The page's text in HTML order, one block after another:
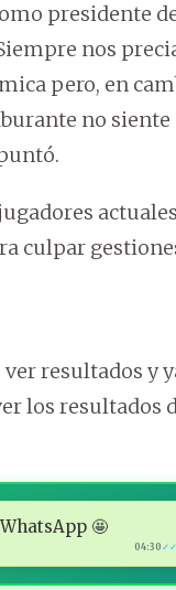
presidente
nos
pero, en
no
culpar
resultados y
los resultados
🤩
04:30 ✓✓